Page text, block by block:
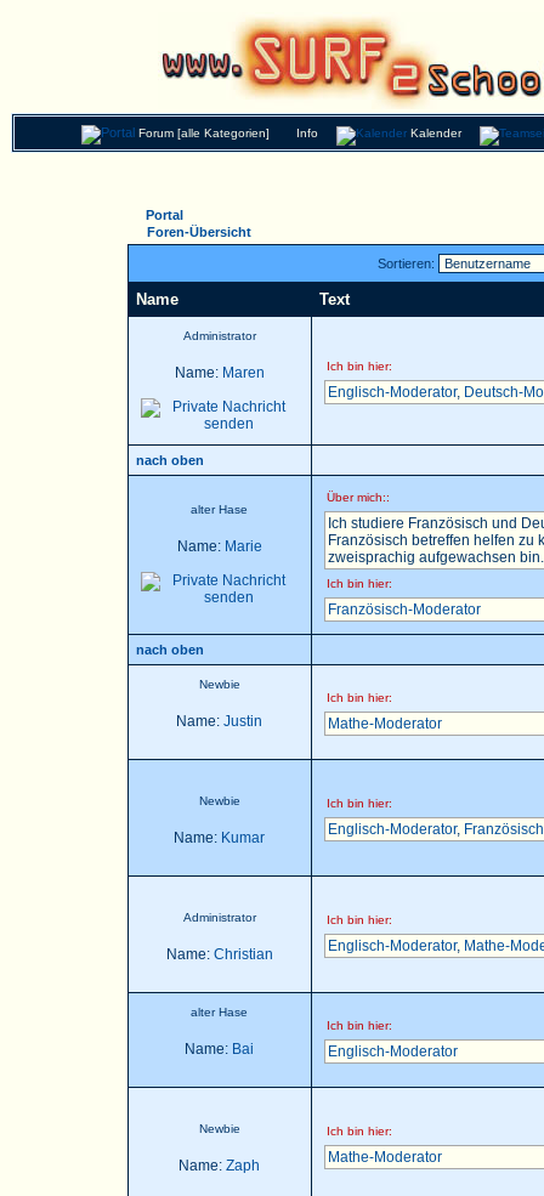
Forum [alle Kategorien] Info Kalender
Portal
Foren-Übersicht
Sortieren:
Name Text
Administrator
Name: Maren Ich bin hier:
Englisch-Moderator, Deutsch-
nach oben
alter Hase
Name: Marie
Über mich::
Ich studiere Französisch und
Französisch betreffen helfen zu
zweisprachig aufgewachsen
Ich bin hier:
Französisch-Moderator
nach oben
Newbie
Name: Justin
Ich bin hier:
Mathe-Moderator
Newbie
Name: Kumar
Ich bin hier:
Englisch-Moderator,
Administrator
Name: Christian
Ich bin hier:
Englisch-Moderator, Mathe-
alter Hase
Name: Bai
Ich bin hier:
Englisch-Moderator
Newbie
Name: Zaph
Ich bin hier:
Mathe-Moderator